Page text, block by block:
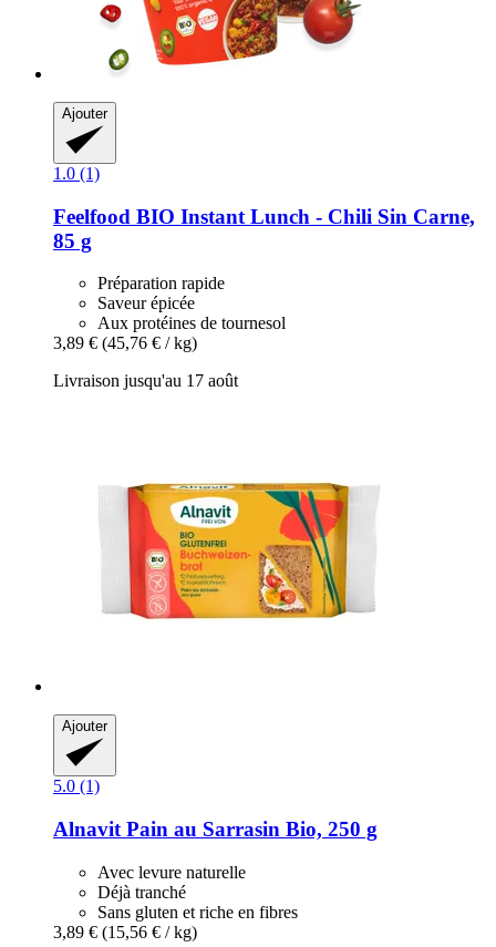
Ajouter
1.0 (1)
Feelfood BIO Instant Lunch -​ Chili Sin Carne,
85 g
Préparation rapide
Saveur épicée
Aux protéines de tournesol
3,89 € (45,76 € / kg)
Livraison jusqu'au 17 août
Ajouter
5.0 (1)
Alnavit Pain au Sarrasin Bio, 250 g
Avec levure naturelle
Déjà tranché
Sans gluten et riche en fibres
3,89 € (15,56 € / kg)